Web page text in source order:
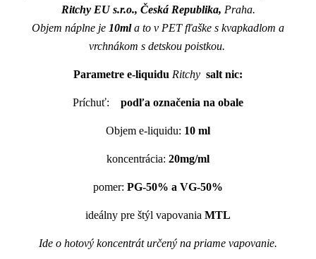
Ritchy EU s.r.o., Česká Republika, Praha.
Objem náplne je 10mla to v PET fľaške s kvapkadlom a
vrchnákom s detskou poistkou.
Parametre e-liquidu Ritchy salt nic:
Príchuť: podľa označenia na obale
Objem e-liquidu: 10 ml
koncentrácia: 20mg/ml
pomer: PG-50% a VG-50%
ideálny pre štýl vapovania MTL
Ide o hotový koncentrát určený na priame vapovanie.